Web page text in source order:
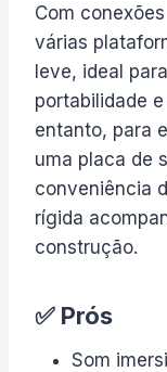
Com
várias
leve, ideal
portabilidade
entanto, para
uma placa de
conveniência
rígida
construção.
✅ Prós
Som